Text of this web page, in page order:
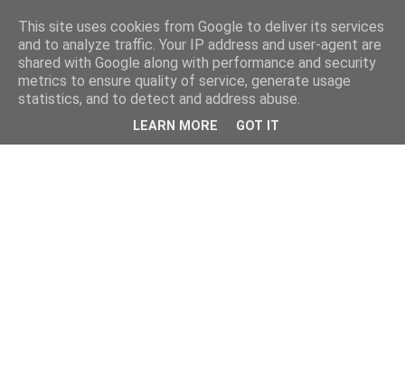
This site uses cookies from Google to deliver its services
and to analyze traffic. Your IP address and user-agent are
shared with Google along with performance and security
metrics to ensure quality of service, generate usage
statistics, and to detect and address abuse.
LEARN MORE GOT IT